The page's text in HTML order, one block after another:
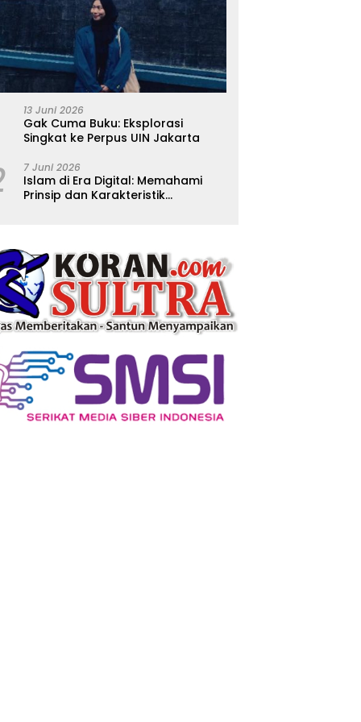
13 Juni 2026
Gak Cuma Buku: Eksplorasi
Singkat ke Perpus UIN Jakarta
7 Juni 2026
Islam di Era Digital: Memahami
Prinsip dan Karakteristik